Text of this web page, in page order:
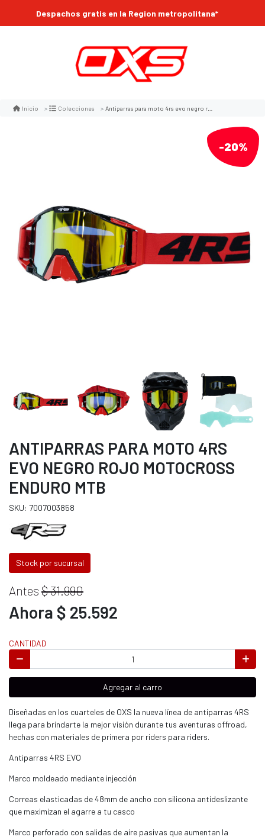
Despachos gratis en la Region metropolitana*
Inicio Colecciones Antiparras para moto 4rs evo negro rojo motocross enduro mtb
-20%
ANTIPARRAS PARA MOTO 4RS
EVO NEGRO ROJO MOTOCROSS
ENDURO MTB
SKU: 7007003858
Stock por sucursal
Antes $ 31.990
Ahora $ 25.592
CANTIDAD
Agregar al carro
Diseñadas en los cuarteles de OXS la nueva línea de antiparras 4RS
llega para brindarte la mejor visión durante tus aventuras offroad,
hechas con materiales de primera por riders para riders.
Antiparras 4RS EVO
Marco moldeado mediante injección
Correas elasticadas de 48mm de ancho con silicona antideslizante
que maximizan el agarre a tu casco
Marco perforado con salidas de aire pasivas que aumentan la